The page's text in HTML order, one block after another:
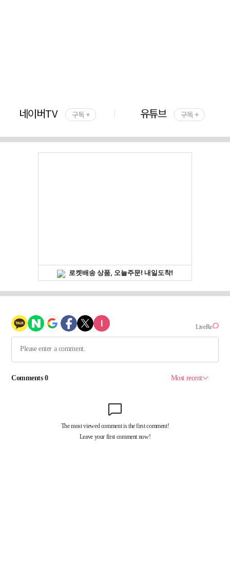
네이버TV 구독 + 유튜브 구독 +